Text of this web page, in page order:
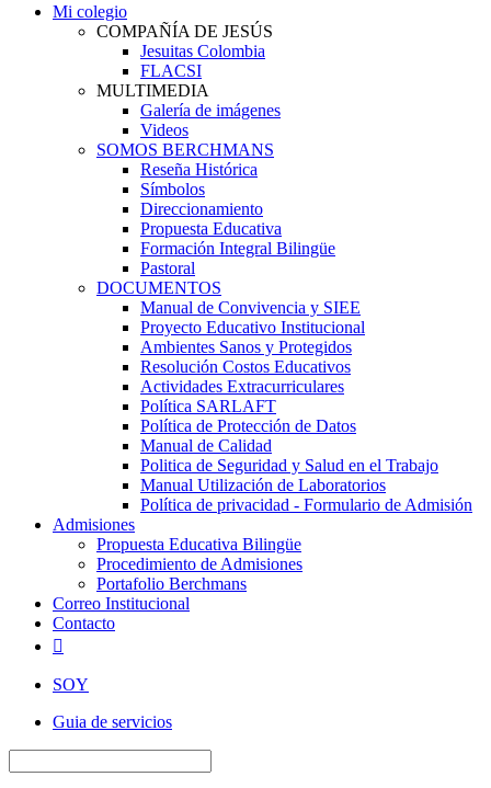
Mi colegio
COMPAÑÍA DE JESÚS
Jesuitas Colombia
FLACSI
MULTIMEDIA
Galería de imágenes
Videos
SOMOS BERCHMANS
Reseña Histórica
Símbolos
Direccionamiento
Propuesta Educativa
Formación Integral Bilingüe
Pastoral
DOCUMENTOS
Manual de Convivencia y SIEE
Proyecto Educativo Institucional
Ambientes Sanos y Protegidos
Resolución Costos Educativos
Actividades Extracurriculares
Política SARLAFT
Política de Protección de Datos
Manual de Calidad
Politica de Seguridad y Salud en el Trabajo
Manual Utilización de Laboratorios
Política de privacidad - Formulario de Admisión
Admisiones
Propuesta Educativa Bilingüe
Procedimiento de Admisiones
Portafolio Berchmans
Correo Institucional
Contacto

SOY
Guia de servicios